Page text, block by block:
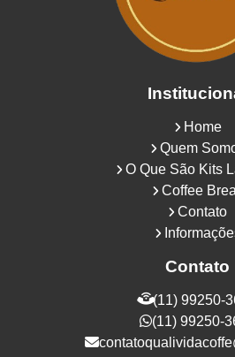
Home
Quem
O Que São Kits
Coffee
Contato
Contato
(11) 99250-
(11) 99250-